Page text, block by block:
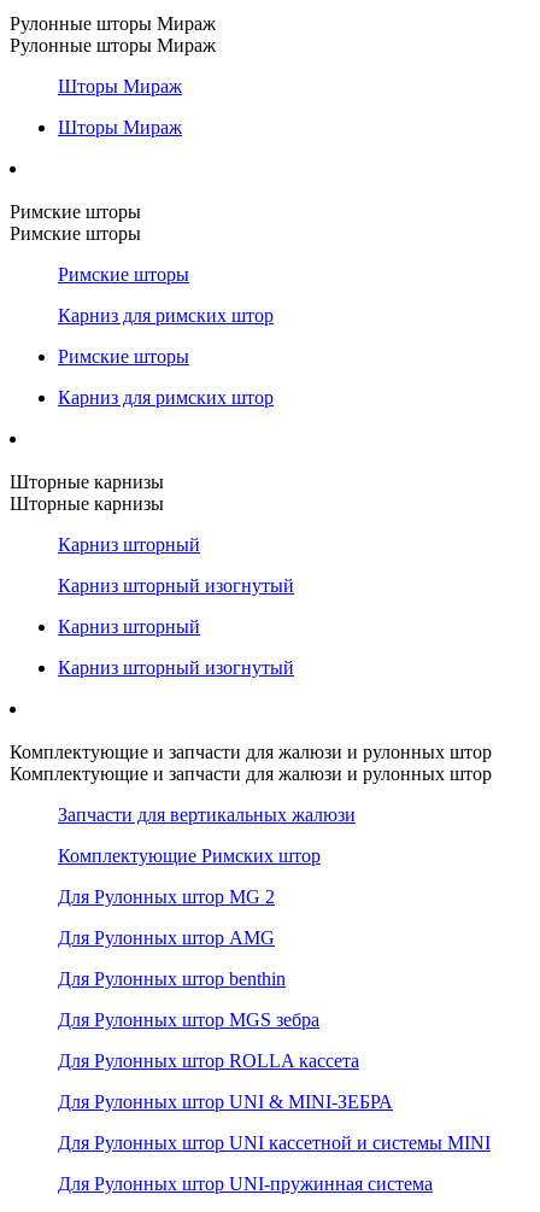
Рулонные шторы Мираж
Рулонные шторы Мираж
Шторы Мираж
Шторы Мираж
Римские шторы
Римские шторы
Римские шторы
Карниз для римских штор
Римские шторы
Карниз для римских штор
Шторные карнизы
Шторные карнизы
Карниз шторный
Карниз шторный изогнутый
Карниз шторный
Карниз шторный изогнутый
Комплектующие и запчасти для жалюзи и рулонных штор
Комплектующие и запчасти для жалюзи и рулонных штор
Запчасти для вертикальных жалюзи
Комплектующие Римских штор
Для Рулонных штор MG 2
Для Рулонных штор AMG
Для Рулонных штор benthin
Для Рулонных штор MGS зебра
Для Рулонных штор ROLLA кассета
Для Рулонных штор UNI & MINI-ЗЕБРА
Для Рулонных штор UNI кассетной и системы MINI
Для Рулонных штор UNI-пружинная система